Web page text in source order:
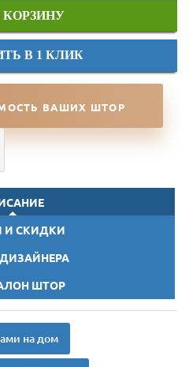
КОРЗИНУ
В 1 КЛИК
ВАШИХ ШТОР
И СКИДКИ
ШТОР
на дом